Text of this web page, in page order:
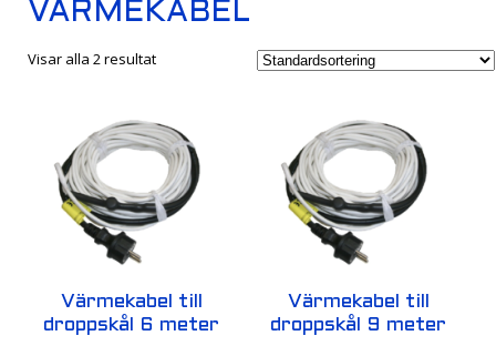
VÄRMEKABEL
Visar alla 2 resultat
Värmekabel till
droppskål 6 meter
Värmekabel till
droppskål 9 meter